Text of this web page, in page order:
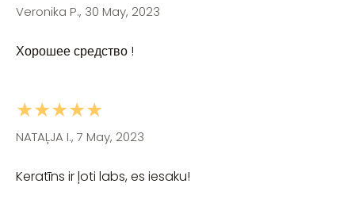
Veronika P., 30 May, 2023
Хорошее средство !
★★★★★
NATAĻJA I., 7 May, 2023
Keratīns ir ļoti labs, es iesaku!